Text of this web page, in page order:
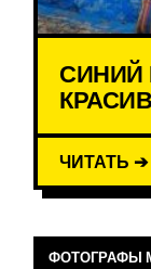
ЧИТАТЬ ➔
ФОТОГРАФЫ